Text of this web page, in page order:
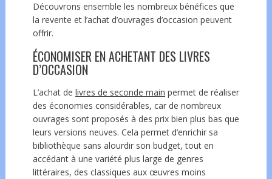
Découvrons ensemble les nombreux bénéfices que
la revente et l’achat d’ouvrages d’occasion peuvent
offrir.
ÉCONOMISER EN ACHETANT DES LIVRES
D’OCCASION
L’achat de livres de seconde main permet de réaliser
des économies considérables, car de nombreux
ouvrages sont proposés à des prix bien plus bas que
leurs versions neuves. Cela permet d’enrichir sa
bibliothèque sans alourdir son budget, tout en
accédant à une variété plus large de genres
littéraires, des classiques aux œuvres moins